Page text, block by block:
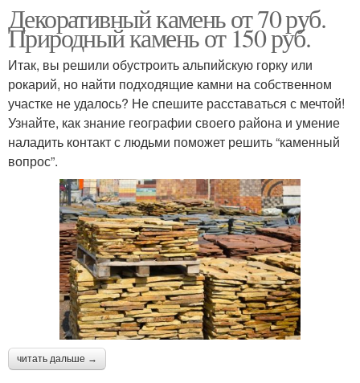
Декоративный камень от 70 руб.
Природный камень от 150 руб.
Итак, вы решили обустроить альпийскую горку или
рокарий, но найти подходящие камни на собственном
участке не удалось? Не спешите расставаться с мечтой!
Узнайте, как знание географии своего района и умение
наладить контакт с людьми поможет решить “каменный
вопрос”.
читать дальше →